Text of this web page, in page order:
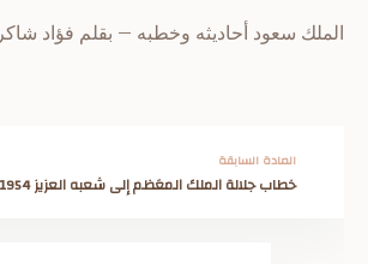
الملك سعود أحاديثه وخطبه – بقلم فؤاد شاكر
المادة السابقة
خطاب جلالة الملك المعَظم إلى شعبه العزيز 1954 م